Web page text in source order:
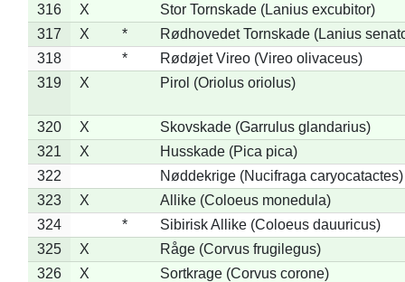
316
X
Stor Tornskade (Lanius excubitor)
317
X *
Rødhovedet Tornskade (Lanius
318
*
Rødøjet Vireo (Vireo olivaceus)
319
X Pirol (Oriolus oriolus)
320 X
Skovskade (Garrulus glandarius)
321
X
Husskade (Pica pica)
322
Nøddekrige (Nucifraga caryocatactes)
323
X
Allike (Coloeus monedula)
324
*
Sibirisk Allike (Coloeus dauuricus)
325
X
Råge (Corvus frugilegus)
326
X
Sortkrage (Corvus corone)